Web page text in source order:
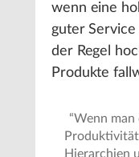
wenn eine
guter
der Regel
Produkte
“Wenn man
Hierarchien